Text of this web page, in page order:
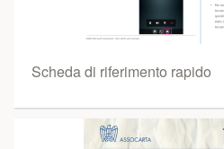
Scheda di riferimento rapido